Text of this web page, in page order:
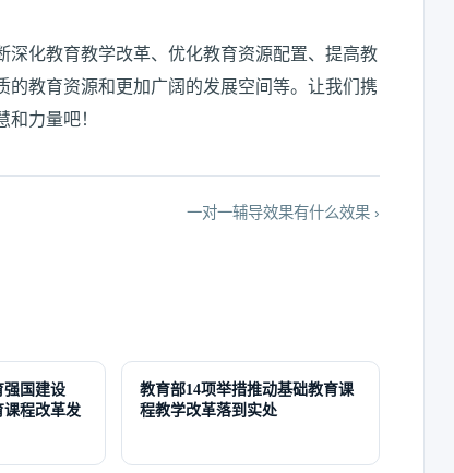
化教育教学改革、优化教育资源配置、提高教
教育资源和更加广阔的发展空间等。让我们携
力量吧！
一对一辅导效果有什么效果 ›
强国建设
程改革发
教育部14项举措推动基础教育课
程教学改革落到实处